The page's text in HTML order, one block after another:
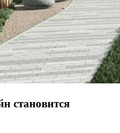
становится